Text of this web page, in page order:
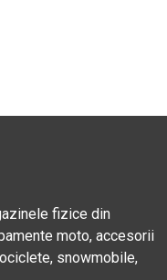
fizice din
moto, accesorii
snowmobile,